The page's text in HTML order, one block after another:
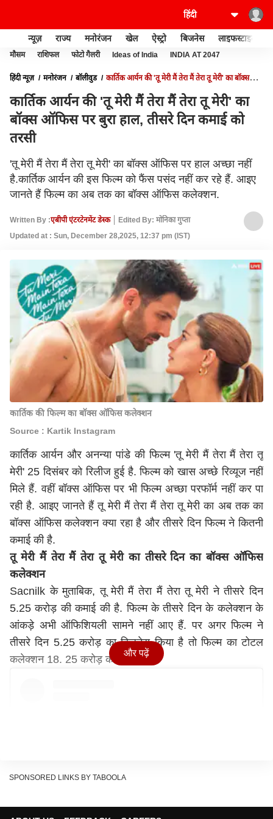
न्यूज़ राज्य मनोरंजन खेल ऐस्ट्रो बिजनेस लाइफस्टाइल
मौसम राशिफल फोटो गैलरी Ideas of India INDIA AT 2047
हिंदी न्यूज़ मनोरंजन बॉलीवुड
कार्तिक आर्यन की 'तू मेरी मैं तेरा मैं तेरा तू मेरी' का बॉक्स
कार्तिक आर्यन की 'तू मेरी मैं तेरा मैं तेरा तू मेरी' का
बॉक्स ऑफिस पर बुरा हाल, तीसरे दिन कमाई को
तरसी
'तू मेरी मैं तेरा मैं तेरा तू मेरी' का बॉक्स ऑफिस पर हाल अच्छा नहीं
है.कार्तिक आर्यन की इस फिल्म को फैंस पसंद नहीं कर रहे हैं. आइए
जानते हैं फिल्म का अब तक का बॉक्स ऑफिस कलेक्शन.
Written By :एबीपी एंटरटेनमेंट डेस्क
Edited By: मोनिका गुप्ता
Updated at : Sun, December 28,2025, 12:37 pm (IST)
कार्तिक की फिल्म का बॉक्स ऑफिस कलेक्शन
Source : Kartik Instagram
कार्तिक आर्यन और अनन्या पांडे की फिल्म 'तू मेरी मैं तेरा मैं तेरा तू
मेरी' 25 दिसंबर को रिलीज हुई है. फिल्म को खास अच्छे रिव्यूज नहीं
मिले हैं. वहीं बॉक्स ऑफिस पर भी फिल्म अच्छा परफॉर्म नहीं कर पा
रही है. आइए जानते हैं तू मेरी मैं तेरा मैं तेरा तू मेरी का अब तक का
बॉक्स ऑफिस कलेक्शन क्या रहा है और तीसरे दिन फिल्म ने कितनी
कमाई की है.
तू मेरी मैं तेरा मैं तेरा तू मेरी का तीसरे दिन का बॉक्स ऑफिस
कलेक्शन
Sacnilk के मुताबिक, तू मेरी मैं तेरा मैं तेरा तू मेरी ने तीसरे दिन
5.25 करोड़ की कमाई की है. फिल्म के तीसरे दिन के कलेक्शन के
आंकड़े अभी ऑफिशियली सामने नहीं आए हैं. पर अगर फिल्म ने
तीसरे दिन 5.25 करोड़ का बिजनेस किया है तो फिल्म का टोटल
कलेक्शन 18. 25 करोड़ का होगा.
और पढ़ें
SPONSORED LINKS BY TABOOLA